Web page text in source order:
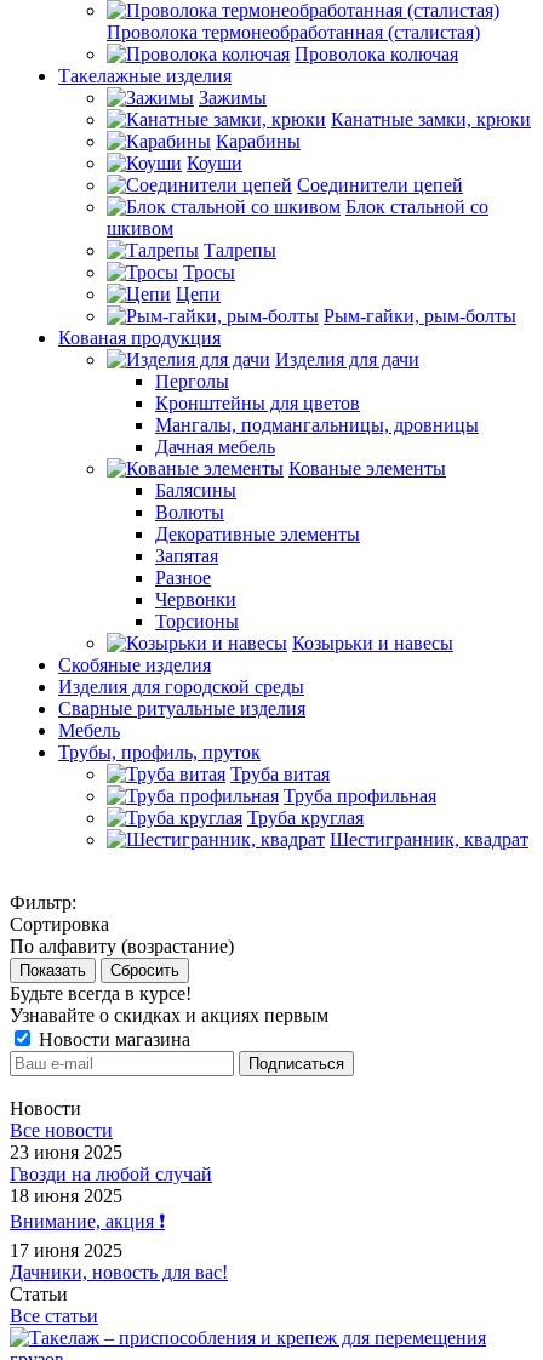
Проволока термонеобработанная (сталистая)
Проволока колючая
Такелажные изделия
Зажимы
Канатные замки, крюки
Карабины
Коуши
Соединители цепей
Блок стальной со
шкивом
Талрепы
Тросы
Цепи
Рым-гайки, рым-болты
Кованая продукция
Изделия для дачи
Перголы
Кронштейны для цветов
Мангалы, подмангальницы, дровницы
Дачная мебель
Кованые элементы
Балясины
Волюты
Декоративные элементы
Запятая
Разное
Червонки
Торсионы
Козырьки и навесы
Скобяные изделия
Изделия для городской среды
Сварные ритуальные изделия
Мебель
Трубы, профиль, пруток
Труба витая
Труба профильная
Труба круглая
Шестигранник, квадрат
Фильтр:
Сортировка
По алфавиту (возрастание)
Показать Сбросить
Будьте всегда в курсе!
Узнавайте о скидках и акциях первым
Новости магазина
Новости
Все новости
23 июня 2025
Гвозди на любой случай
18 июня 2025
Внимание, акция ❗️
17 июня 2025
Дачники, новость для вас!
Статьи
Все статьи